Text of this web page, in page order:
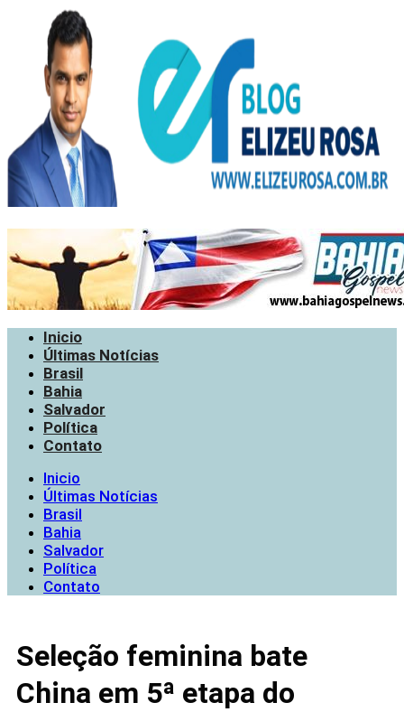
Inicio
Últimas Notícias
Brasil
Bahia
Salvador
Política
Contato
Inicio
Últimas Notícias
Brasil
Bahia
Salvador
Política
Contato
Seleção feminina bate
China em 5ª etapa do